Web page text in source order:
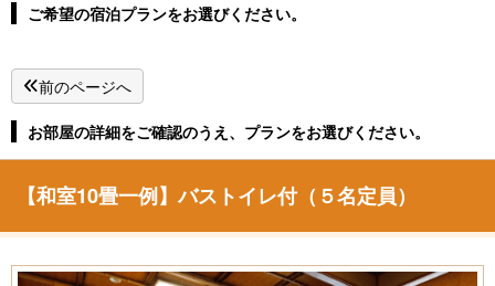
季節パンフレット
ホテルパンフレット
プライバシーポリシー ・キャンセルポリシー
ご希望の宿泊プランをお選びください。
前のページへ
お部屋の詳細をご確認のうえ、プランをお選びください。
【和室10畳一例】バストイレ付（５名定員）